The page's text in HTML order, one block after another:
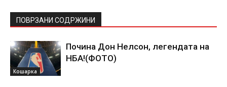
ПОВРЗАНИ СОДРЖИНИ
Кошарка
Почина Дон Нелсон, легендата на
НБА!(ФОТО)